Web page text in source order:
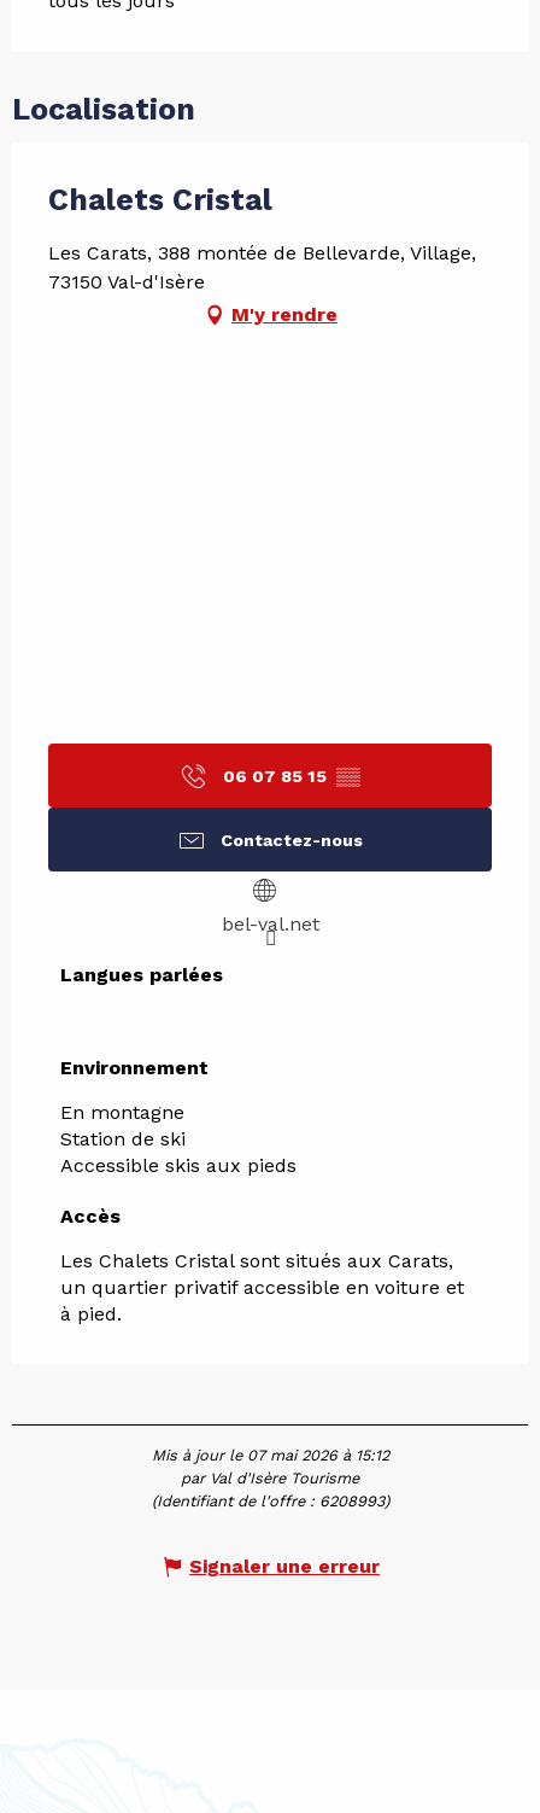
Localisation
Chalets Cristal
Les Carats, 388 montée de Bellevarde, Village,
73150 Val-d'Isère
M'y rendre
06 07 85 15 ▒▒
Contactez-nous
bel-val.net
Langues parlées
Langues parlées
Environnement
Environnement
En montagne
Station de ski
Accessible skis aux pieds
Accès
Accès
Les Chalets Cristal sont situés aux Carats,
un quartier privatif accessible en voiture et
à pied.
Mis à jour le 07 mai 2026 à 15:12
par Val d'Isère Tourisme
(Identifiant de l'offre : 6208993)
Signaler une erreur